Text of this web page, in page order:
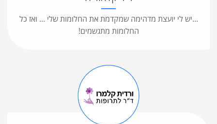
...יש לי יועצת מדהימה שמקדמת את החלומות שלי ... ואז כל
החלומות מתגשמים!